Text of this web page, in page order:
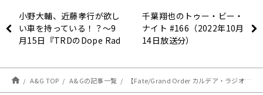
小野大輔、近藤孝行が欲し
い車を持っている！？～9
月15日『TRDのDope Rad
千葉翔也のトゥー・ビー・
ナイト #166（2022年10月
14日放送分）
A&G TOP A&Gの記事一覧 【Fate/Grand Order カルデア・ラジオ局 Plus】最新情報（10/21）